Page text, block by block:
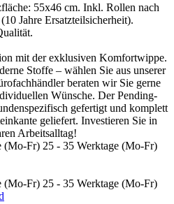
55x46 cm. Inkl. Rollen nach
Jahre Ersatzteilsicherheit).
mit der exklusiven Komfortwippe.
Stoffe – wählen Sie aus unserer
beraten wir Sie gerne
Wünsche. Der Pending-
gefertigt und komplett
geliefert. Investieren Sie in
Arbeitsalltag!
25 - 35 Werktage (Mo-Fr)
25 - 35 Werktage (Mo-Fr)